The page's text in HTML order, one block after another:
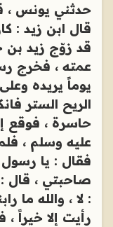
حدثني يونس ،
قال ابن زيد :
قد زوّج زيد
عمته ، فخرج
يوماً يريده
الريح الستر
حاسرة ، فوقع
عليه وسلم ،
فقال : يا رسول
صاحبتي ، قال
: لا ، والله ما
رأيت إلا خيراً